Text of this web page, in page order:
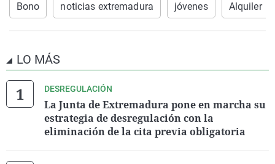
Bono noticias extremadura jóvenes Alquiler
LO MÁS
DESREGULACIÓN
La Junta de Extremadura pone en marcha su
estrategia de desregulación con la
eliminación de la cita previa obligatoria